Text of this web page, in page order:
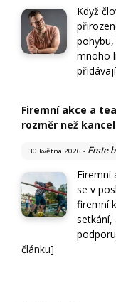
Když
pohybu,
mnoho
Firemní akce a
rozměr než
30 května 2026 - Erste
Firemní
se v
firemní
setkání,
článku]